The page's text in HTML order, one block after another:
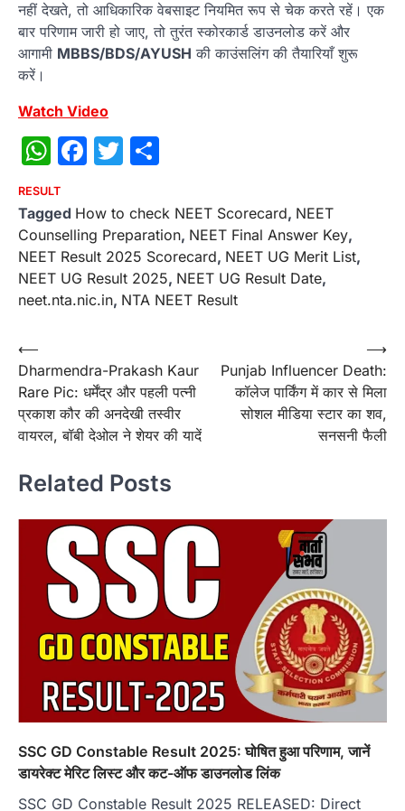
नहीं देखते, तो आधिकारिक वेबसाइट नियमित रूप से चेक करते रहें। एक
बार परिणाम जारी हो जाए, तो तुरंत स्कोरकार्ड डाउनलोड करें और
आगामी MBBS/BDS/AYUSH की काउंसलिंग की तैयारियाँ शुरू
करें।
Watch Video
WhatsApp
Facebook
Twitter
RESULT
Tagged How to check NEET Scorecard, NEET
Counselling Preparation, NEET Final Answer Key,
NEET Result 2025 Scorecard, NEET UG Merit List,
NEET UG Result 2025, NEET UG Result Date,
neet.nta.nic.in, NTA NEET Result
Post
navigation
⟵
Dharmendra-Prakash Kaur
Rare Pic: धर्मेंद्र और पहली पत्नी
प्रकाश कौर की अनदेखी तस्वीर
वायरल, बॉबी देओल ने शेयर की यादें
Punjab Influencer Death:
कॉलेज पार्किंग में कार से मिला
सोशल मीडिया स्टार का शव,
सनसनी फैली
⟶
Related Posts
SSC GD Constable Result 2025: घोषित हुआ परिणाम, जानें
डायरेक्ट मेरिट लिस्ट और कट-ऑफ डाउनलोड लिंक
SSC GD Constable Result 2025 RELEASED: Direct